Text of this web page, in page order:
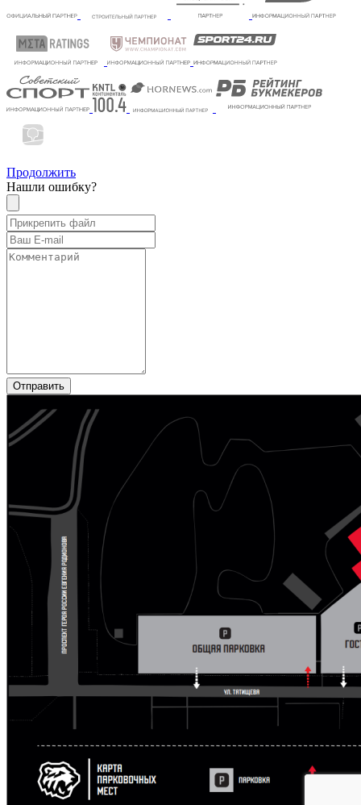
Продолжить
Нашли ошибку?